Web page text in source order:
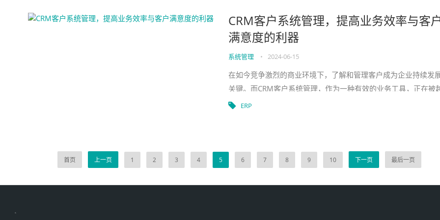
CRM客户系统管理，提高业务效率与客
满意度的利器
系统管理 • 2024-06-15
在如今竞争激烈的商业环境下，了解和管理客户成为企业持续发
关键。而CRM客户系统管理，作为一种有效的业务工具，正在被
越多的企业所采用。本文将介绍CRM客户系统管理的概念、价值和
ERP
首页 上一页 1 2 3 4 5 6 7 8 9 10 下一页 最后一页